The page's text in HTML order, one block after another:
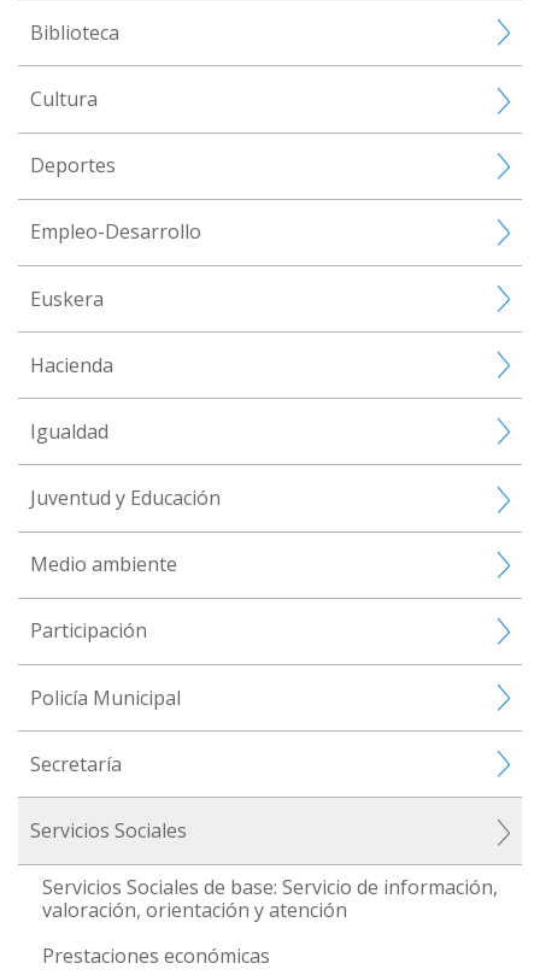
Biblioteca
Cultura
Deportes
Empleo-Desarrollo
Euskera
Hacienda
Igualdad
Juventud y Educación
Medio ambiente
Participación
Policía Municipal
Secretaría
Servicios Sociales
Servicios Sociales de base: Servicio de información,
valoración, orientación y atención
Prestaciones económicas